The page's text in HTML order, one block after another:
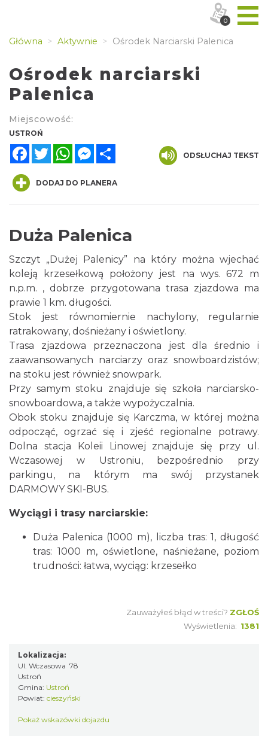
Główna Aktywnie Ośrodek Narciarski Palenica
Ośrodek narciarski
Palenica
Miejscowość:
USTROŃ
FacebookTwitterWhatsAppMessenger
ODSŁUCHAJ TEKST
DODAJ DO PLANERA
Duża Palenica
Szczyt „Dużej Palenicy” na który można wjechać
koleją krzesełkową położony jest na wys. 672 m
n.p.m. , dobrze przygotowana trasa zjazdowa ma
prawie 1 km. długości.
Stok jest równomiernie nachylony, regularnie
ratrakowany, dośnieżany i oświetlony.
Trasa zjazdowa przeznaczona jest dla średnio i
zaawansowanych narciarzy oraz snowboardzistów;
na stoku jest również snowpark.
Przy samym stoku znajduje się szkoła narciarsko-
snowboardowa, a także wypożyczalnia.
Obok stoku znajduje się Karczma, w której można
odpocząć, ogrzać się i zjeść regionalne potrawy.
Dolna stacja Koleii Linowej znajduje się przy ul.
Wczasowej w Ustroniu, bezpośrednio przy
parkingu, na którym ma swój przystanek
DARMOWY SKI-BUS.
Wyciągi i trasy narciarskie:
Duża Palenica (1000 m), liczba tras: 1, długość
tras: 1000 m, oświetlone, naśnieżane, poziom
trudności: łatwa, wyciąg: krzesełko
Zauważyłeś błąd w treści? ZGŁOŚ
Wyświetlenia: 1381
Lokalizacja:
Ul. Wczasowa 78
Ustroń
Gmina: Ustroń
Powiat: cieszyński
Pokaż wskazówki dojazdu
0